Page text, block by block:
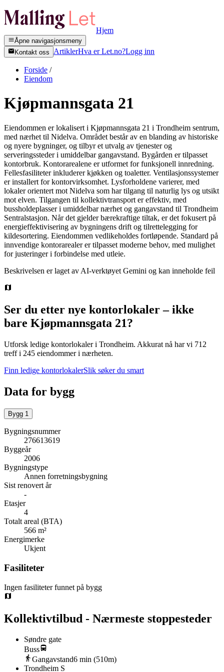
Hjem
Åpne navigasjonsmeny
Kontakt oss
ArtiklerHva er Let.no?Logg inn
Forside /
Eiendom
Kjøpmannsgata 21
Eiendommen er lokalisert i Kjøpmannsgata 21 i Trondheim sentrum,
med nærhet til Nidelva. Området består av en blanding av historiske
og nyere bygninger, og tilbyr et utvalg av tjenester og
serveringssteder i umiddelbar gangavstand. Bygården er tilpasset
kontorbruk. Kontorarealene er utformet for funksjonell innredning.
Fellesfasiliteter inkluderer kjøkken og toaletter. Ventilasjonssystemer
er installert for kontorvirksomhet. Lysforholdene varierer, med
lokaler orientert mot Nidelva som har tilgang til naturlig lys og utsikt
mot elven. Tilgangen til kollektivtransport er effektiv, med
bussholdeplasser i umiddelbar nærhet og gangavstand til Trondheim
Sentralstasjon. Når det gjelder bærekraftige tiltak, er det fokusert på
energieffektivisering av bygningens drift og tilrettelegging for
kildesortering. Eiendommen vedlikeholdes fortløpende. Standard på
innvendige kontorarealer er tilpasset moderne behov, med mulighet
for justeringer i forbindelse med utleie.
Beskrivelsen er laget av AI-verktøyet Gemini og kan inneholde feil
Ser du etter nye kontorlokaler – ikke
bare Kjøpmannsgata 21?
Utforsk ledige kontorlokaler i Trondheim. Akkurat nå har vi 712
treff i 245 eiendommer i nærheten.
Finn ledige kontorlokalerSlik søker du smart
Data for bygg
Bygg 1
Bygningsnummer
276613619
Byggeår
2006
Bygningstype
Annen forretningsbygning
Sist renovert år
-
Etasjer
4
Totalt areal (BTA)
566 m²
Energimerke
Ukjent
Fasiliteter
Ingen fasiliteter funnet på bygg
Kollektivtilbud - Nærmeste stoppesteder
Søndre gate
Buss
Gangavstand6 min (510m)
Trondheim S